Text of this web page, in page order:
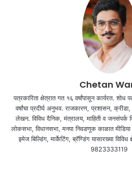
Chetan
पत्रकारिता क्षेत्रात गत १६ वर्षांपासून कार्यरत. शोध
वर्षांचा प्रदीर्घ अनुभव. राजकारण, प्रशासन,
लेखन. विविध दैनिक, मंत्रालय, माहिती व जनसंपर्क
लोकसभा, विधानसभा, मनपा निवडणूक काळात
इमेज बिल्डिंग, मार्केटिंग, ब्रॅण्डिंग यासारख्या विविध
9823333119